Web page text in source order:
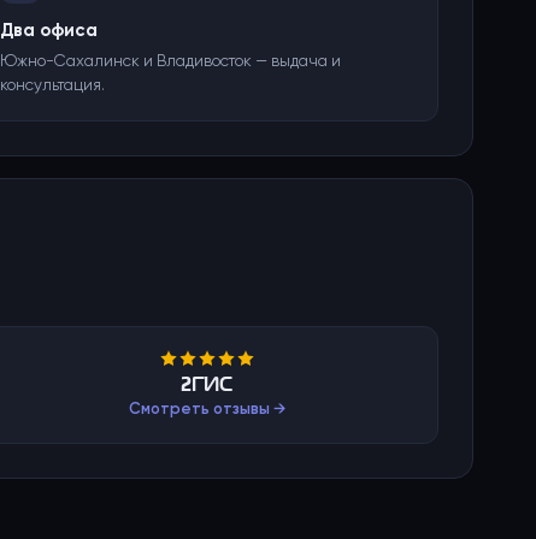
Два офиса
Южно-Сахалинск и Владивосток — выдача и
консультация.
2ГИС
Смотреть отзывы →